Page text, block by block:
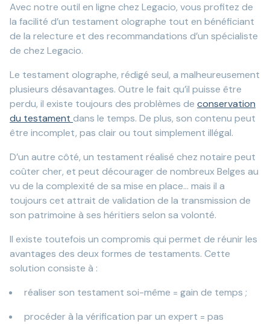
Avec notre outil en ligne chez Legacio, vous profitez de
la facilité d’un testament olographe tout en bénéficiant
de la relecture et des recommandations d’un spécialiste
de chez Legacio.
Le testament olographe, rédigé seul, a malheureusement
plusieurs désavantages. Outre le fait qu’il puisse être
perdu, il existe toujours des problèmes de conservation
du testament dans le temps. De plus, son contenu peut
être incomplet, pas clair ou tout simplement illégal.
D’un autre côté, un testament réalisé chez notaire peut
coûter cher, et peut décourager de nombreux Belges au
vu de la complexité de sa mise en place… mais il a
toujours cet attrait de validation de la transmission de
son patrimoine à ses héritiers selon sa volonté.
Il existe toutefois un compromis qui permet de réunir les
avantages des deux formes de testaments. Cette
solution consiste à :
réaliser son testament soi-même = gain de temps ;
procéder à la vérification par un expert = pas